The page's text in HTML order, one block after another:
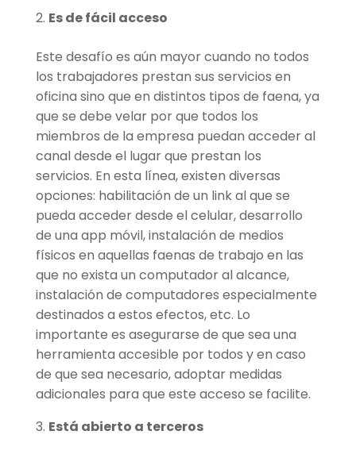
Es de fácil acceso
Este desafío es aún mayor cuando no todos
los trabajadores prestan sus servicios en
oficina sino que en distintos tipos de faena, ya
que se debe velar por que todos los
miembros de la empresa puedan acceder al
canal desde el lugar que prestan los
servicios. En esta línea, existen diversas
opciones: habilitación de un link al que se
pueda acceder desde el celular, desarrollo
de una app móvil, instalación de medios
físicos en aquellas faenas de trabajo en las
que no exista un computador al alcance,
instalación de computadores especialmente
destinados a estos efectos, etc. Lo
importante es asegurarse de que sea una
herramienta accesible por todos y en caso
de que sea necesario, adoptar medidas
adicionales para que este acceso se facilite.
Está abierto a terceros